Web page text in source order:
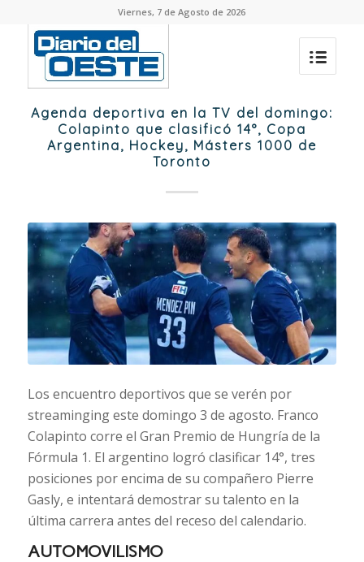
Viernes, 7 de Agosto de 2026
Agenda deportiva en la TV del domingo:
Colapinto que clasificó 14°, Copa
Argentina, Hockey, Másters 1000 de
Toronto
Los encuentro deportivos que se verén por
streaminging este domingo 3 de agosto. Franco
Colapinto corre el Gran Premio de Hungría de la
Fórmula 1. El argentino logró clasificar 14°, tres
posiciones por encima de su compañero Pierre
Gasly, e intentará demostrar su talento en la
última carrera antes del receso del calendario.
AUTOMOVILISMO